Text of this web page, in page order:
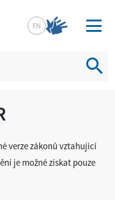
EN
verze zákonů vztahující
je možné získat pouze